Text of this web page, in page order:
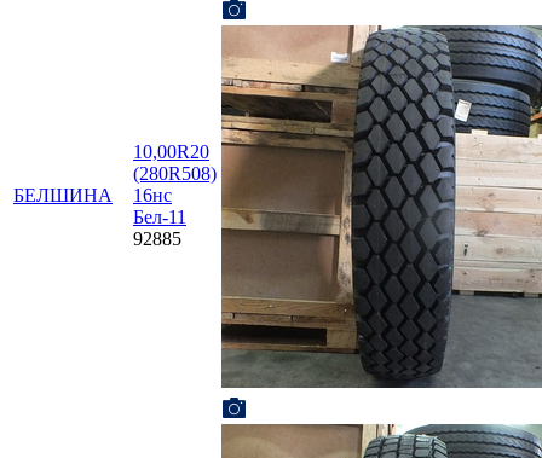
БЕЛШИНА
10,00R20
(280R508)
16нс
Бел-11
92885